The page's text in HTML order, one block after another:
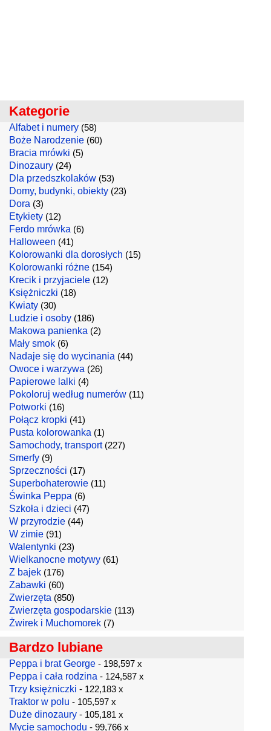
Kategorie
Alfabet i numery (58)
Boże Narodzenie (60)
Bracia mrówki (5)
Dinozaury (24)
Dla przedszkolaków (53)
Domy, budynki, obiekty (23)
Dora (3)
Etykiety (12)
Ferdo mrówka (6)
Halloween (41)
Kolorowanki dla dorosłych (15)
Kolorowanki różne (154)
Krecik i przyjaciele (12)
Księżniczki (18)
Kwiaty (30)
Ludzie i osoby (186)
Makowa panienka (2)
Mały smok (6)
Nadaje się do wycinania (44)
Owoce i warzywa (26)
Papierowe lalki (4)
Pokoloruj według numerów (11)
Potworki (16)
Połącz kropki (41)
Pusta kolorowanka (1)
Samochody, transport(227)
Smerfy (9)
Sprzeczności (17)
Superbohaterowie (11)
Świnka Peppa (6)
Szkoła i dzieci (47)
W przyrodzie (44)
W zimie (91)
Walentynki (23)
Wielkanocne motywy (61)
Z bajek (176)
Zabawki (60)
Zwierzęta (850)
Zwierzęta gospodarskie (113)
Żwirek i Muchomorek (7)
Bardzo lubiane
Peppa i brat George - 198,597 x
Peppa i cała rodzina - 124,587 x
Trzy księżniczki - 122,183 x
Traktor w polu - 105,597 x
Duże dinozaury - 105,181 x
Mycie samochodu - 99,766 x